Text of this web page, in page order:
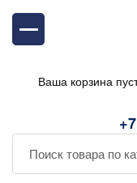
Ваша корзина